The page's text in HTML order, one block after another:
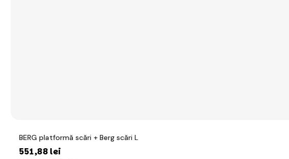
BERG platformă scări + Berg scări L
551,88 lei